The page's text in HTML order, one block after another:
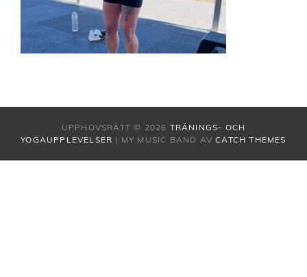
UPPHOVSRÄTT © 2026 TRÄNINGS- OCH
YOGAUPPLEVELSER | MY MUSIC BAND AVCATCH THEMES